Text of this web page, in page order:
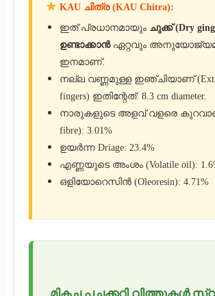
KAU ചിത്ര (KAU Chitra):
ഇത് പ്രധാനമായും ചുക്ക് (Dry
ഉണ്ടാക്കാൻഏറ്റവും
ഇനമാണ്.
നല്ല വണ്ണമുള്ള ഇഞ്ചിയാണ്
fingers) ഇതിന്റേത്: 8.3 cm diameter.
നാരുകളുടെ അളവ് വളരെ
fibre): 3.01%
ഉയർന്ന Driage: 23.4%
എണ്ണയുടെ അംശം (Volatile oil):
ഒളിയോറെസിൻ (Oleoresin): 4.71%
മികച്ച പച്ചക്കറി വിത്തുകൾ